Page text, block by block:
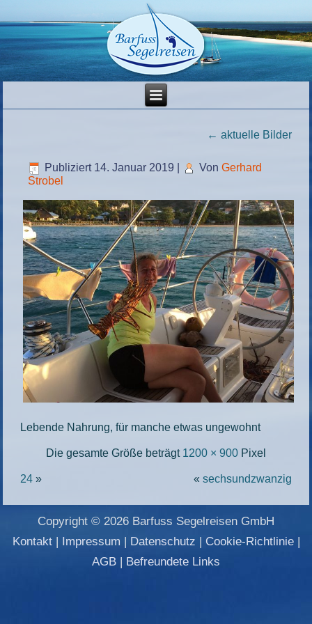
← aktuelle Bilder
Publiziert 14. Januar 2019 Von Gerhard
Strobel
Lebende Nahrung, für manche etwas ungewohnt
Die gesamte Größe beträgt 1200 × 900 Pixel
24 » « sechsundzwanzig
Copyright © 2026 Barfuss Segelreisen GmbH
Kontakt| Impressum Datenschutz Cookie-Richtlinie|
AGB
Befreundete Links